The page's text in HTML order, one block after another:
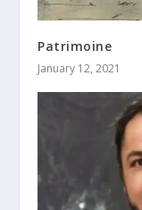
Patrimoine
January 12, 2021